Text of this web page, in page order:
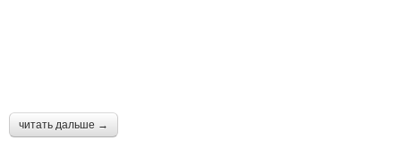
читать дальше →